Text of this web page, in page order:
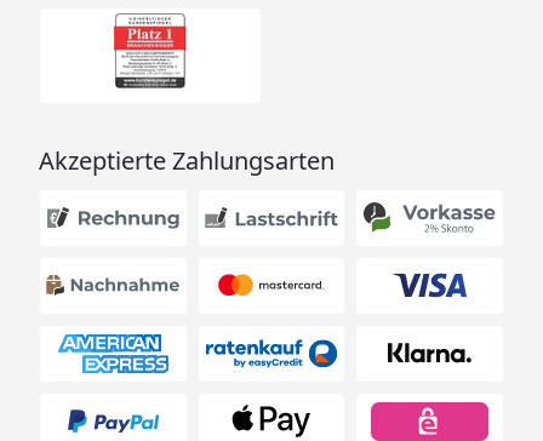
Akzeptierte Zahlungsarten